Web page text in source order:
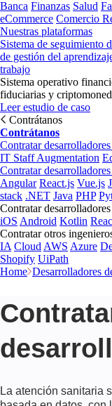
Banca Finanzas Salud
eCommerce Comercio
Nuestras plataformas
Sistema de seguimiento
de gestión del
trabajo
Sistema operativo
fiduciarias y
Leer estudio de caso
Contrátanos
Contrátanos
Contratar
IT Staff Augmentation
Contratar
Angular React.js Vue.js
stack .NET Java PHP
Contratar
iOS Android Kotlin
Contratar otros
IA Cloud AWS Azure
Shopify UiPath
Home Desarrolladores
La atención sanitaria